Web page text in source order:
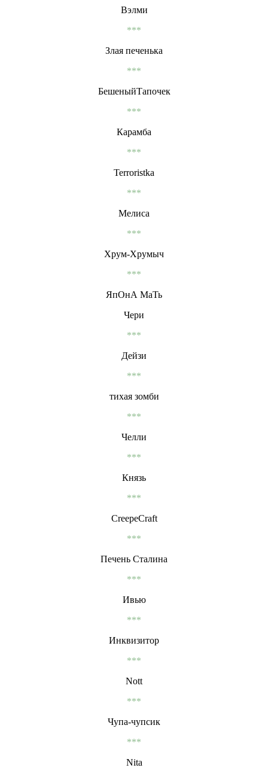
Вэлми
***
Злая печенька
***
БешеныйТапочек
***
Карамба
***
Terroristka
***
Мелиса
***
Хрум-Хрумыч
***
ЯпОнА МаТь
Чери
***
Дейзи
***
тихая зомби
***
Челли
***
Князь
***
CreepeCraft
***
Печень Сталина
***
Ивью
***
Инквизитор
***
Nott
***
Чупа-чупсик
***
Nita